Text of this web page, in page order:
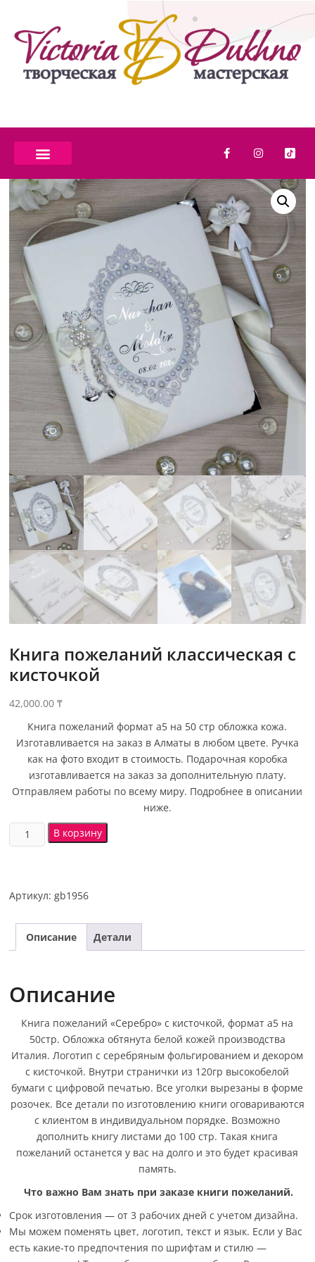
Книга пожеланий классическая с
кисточкой
42,000.00₸
Книга пожеланий формат а5 на 50 стр обложка кожа.
Изготавливается на заказ в Алматы в любом цвете. Ручка
как на фото входит в стоимость. Подарочная коробка
изготавливается на заказ за дополнительную плату.
Отправляем работы по всему миру. Подробнее в описании
ниже.
В корзину
Артикул:gb1956
Описание Детали
Описание
Книга пожеланий «Серебро» с кисточкой, формат а5 на
50стр. Обложка обтянута белой кожей производства
Италия. Логотип с серебряным фольгированием и декором
с кисточкой. Внутри странички из 120гр высокобелой
бумаги с цифровой печатью. Все уголки вырезаны в форме
розочек. Все детали по изготовлению книги оговариваются
с клиентом в индивидуальном порядке. Возможно
дополнить книгу листами до 100 стр. Такая книга
пожеланий останется у вас на долго и это будет красивая
память.
Что важно Вам знать при заказе книги пожеланий.
Срок изготовления — от 3 рабочих дней с учетом дизайна.
Мы можем поменять цвет, логотип, текст и язык. Если у Вас
есть какие-то предпочтения по шрифтам и стилю —